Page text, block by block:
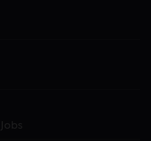
Jobs